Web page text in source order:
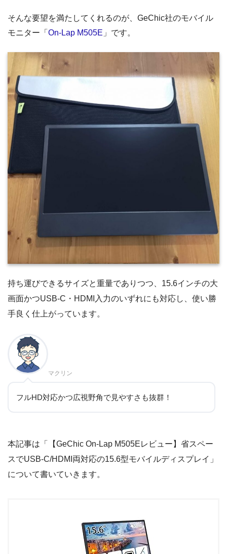
そんな要望を満たしてくれるのが、GeChic社のモバイル
モニター「 On-Lap M505E 」です。
持ち運びできるサイズと重量でありつつ、15.6インチの大
画面かつUSB-C・HDMI入力のいずれにも対応し、使い勝
手良く仕上がっています。
マクリン
フルHD対応かつ広視野角で見やすさも抜群！
本記事は「【GeChic On-Lap M505Eレビュー】省スペー
スでUSB-C/HDMI両対応の15.6型モバイルディスプレイ」
について書いていきます。